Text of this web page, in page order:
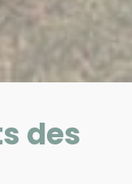
des